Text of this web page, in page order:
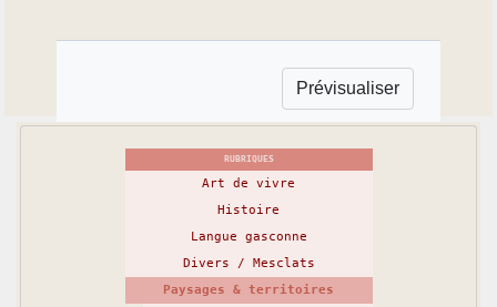
RUBRIQUES
Art de vivre
Histoire
Langue gasconne
Divers / Mesclats
Paysages & territoires